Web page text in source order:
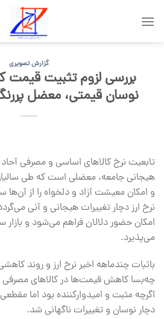
گزارش تصویری
بررسی لزوم تثبیت قیمت‌
نوسان قیمتی، معضل
تابعیت نرخ کالاهای اساسی و مصرفی آحاد
هیجانی جامعه، معضلی است که طی سالیان
و امکان معیشت آزاد و دلخواه را از
نرخ ارز دچار تغییرات هیجانی و آنی
امکان حضور دلالان فراهم می‌شود و بازار
می‌پذیرد.
باثبات چندماهه اخیر نرخ ارز و روند
چه‌بسا کاهش قیمت‌ها در کالاهای مصرفی
اگرچه مثبت و امیدوارکننده بود اما
دچار نوسان و تغییرات ناگهانی شد.